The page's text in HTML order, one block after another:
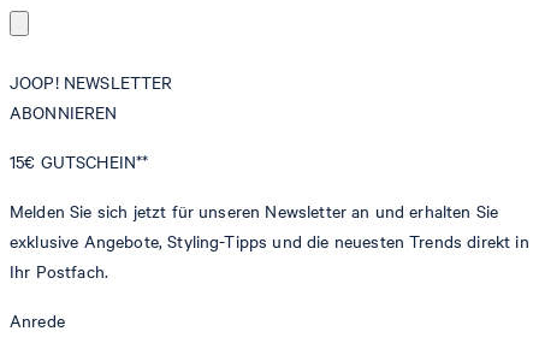
JOOP! NEWSLETTER
ABONNIEREN
15€ GUTSCHEIN**
Melden Sie sich jetzt für unseren Newsletter an und erhalten Sie
exklusive Angebote, Styling-Tipps und die neuesten Trends direkt in
Ihr Postfach.
Anrede